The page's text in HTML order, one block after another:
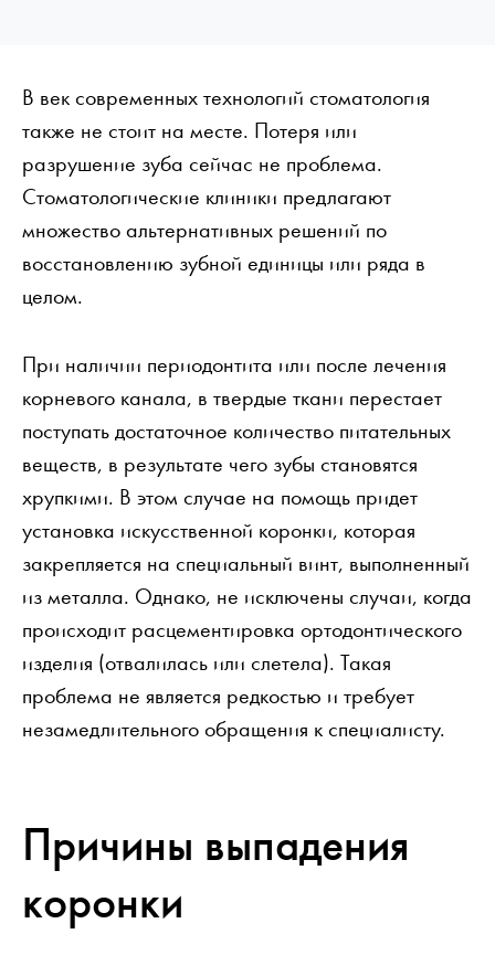
В век современных технологий стоматология
также не стоит на месте. Потеря или
разрушение зуба сейчас не проблема.
Стоматологические клиники предлагают
множество альтернативных решений по
восстановлению зубной единицы или ряда в
целом.
При наличии периодонтита или после лечения
корневого канала, в твердые ткани перестает
поступать достаточное количество питательных
веществ, в результате чего зубы становятся
хрупкими. В этом случае на помощь придет
установка искусственной коронки, которая
закрепляется на специальный винт, выполненный
из металла. Однако, не исключены случаи, когда
происходит расцементировка ортодонтического
изделия (отвалилась или слетела). Такая
проблема не является редкостью и требует
незамедлительного обращения к специалисту.
Причины выпадения
коронки